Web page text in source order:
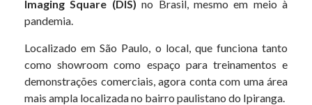
Imaging Square (DIS) no Brasil, mesmo em meio à
pandemia.
Localizado em São Paulo, o local, que funciona tanto
como showroom como espaço para treinamentos e
demonstrações comerciais, agora conta com uma área
mais ampla localizada no bairro paulistano do Ipiranga.